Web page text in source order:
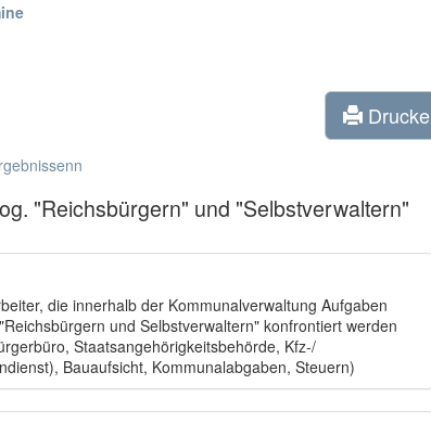
"Reichsbürgern" und "Selbstverwaltern"
die innerhalb der Kommunalverwaltung Aufgaben
und Selbstverwaltern" konfrontiert werden
Staatsangehörigkeitsbehörde, Kfz-/
Bauaufsicht, Kommunalabgaben, Steuern)